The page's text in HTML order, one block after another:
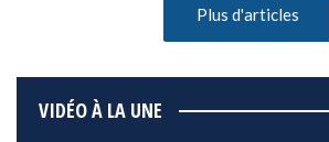
Plus d'articles
VIDÉO À LA UNE